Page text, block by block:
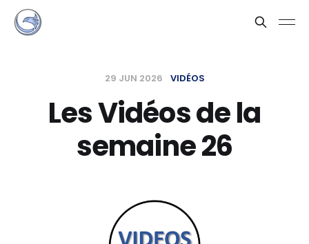
29 JUN 2026 VIDÉOS
Les Vidéos de la
semaine 26